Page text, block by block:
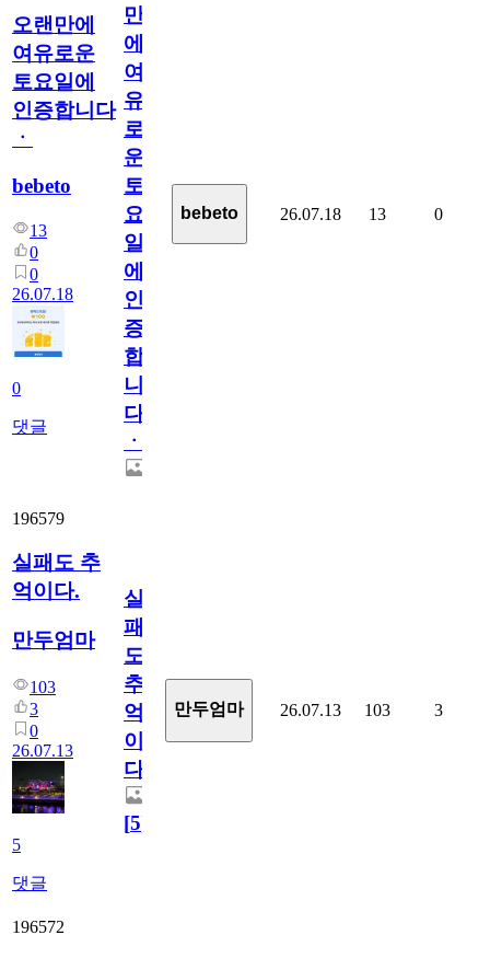
오랜만에
여유로운
토요일에
인증합니다
ㆍ
bebeto
13
0
0
26.07.18
0
댓글
만
에
여
유
로
운
토
요
일
에
인
증
합
니
다
ㆍ
bebeto 26.07.18 13 0
196579
실패도 추
억이다.
만두엄마
103
3
0
26.07.13
5
댓글
실
패
도
추
억
이
다.
[5]
만두엄마 26.07.13 103 3
196572